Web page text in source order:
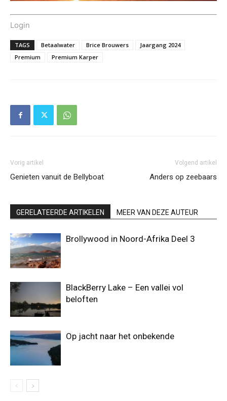
Login
TAGS Betaalwater Brice Brouwers
Jaargang 2024
Premium
Premium Karper
Vorig artikel
Genieten vanuit de Bellyboat
Volgend artikel
Anders op zeebaars
GERELATEERDE ARTIKELEN MEER VAN DEZE AUTEUR
Brollywood in Noord-Afrika Deel 3
BlackBerry Lake – Een vallei vol
beloften
Op jacht naar het onbekende